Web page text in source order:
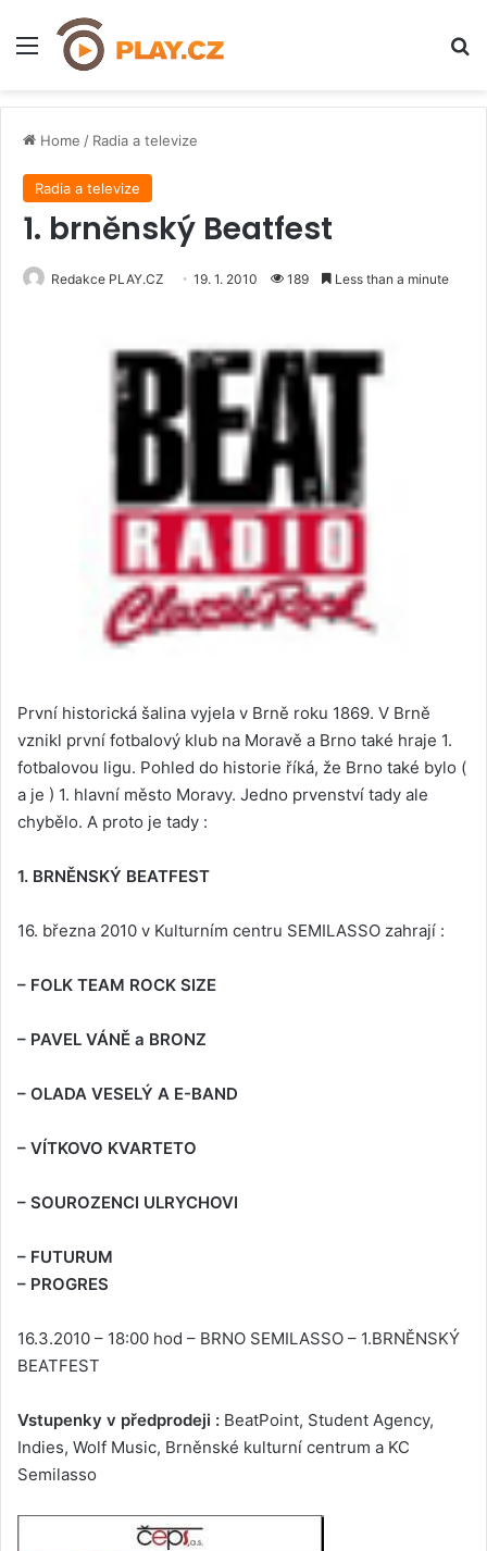
Menu
Home / Radia a televize
Radia a televize
1. brněnský Beatfest
Redakce PLAY.CZ 19. 1. 2010 189 Less than a minute
První historická šalina vyjela v Brně roku 1869. V Brně
vznikl první fotbalový klub na Moravě a Brno také hraje 1.
fotbalovou ligu. Pohled do historie říká, že Brno také bylo (
a je ) 1. hlavní město Moravy. Jedno prvenství tady ale
chybělo. A proto je tady :
1. BRNĚNSKÝ BEATFEST
16. března 2010 v Kulturním centru SEMILASSO zahrají :
– FOLK TEAM ROCK SIZE
– PAVEL VÁNĚ a BRONZ
– OLADA VESELÝ A E-BAND
– VÍTKOVO KVARTETO
– SOUROZENCI ULRYCHOVI
– FUTURUM
– PROGRES
16.3.2010 – 18:00 hod – BRNO SEMILASSO – 1.BRNĚNSKÝ
BEATFEST
Vstupenky v předprodeji : BeatPoint, Student Agency,
Indies, Wolf Music, Brněnské kulturní centrum a KC
Semilasso